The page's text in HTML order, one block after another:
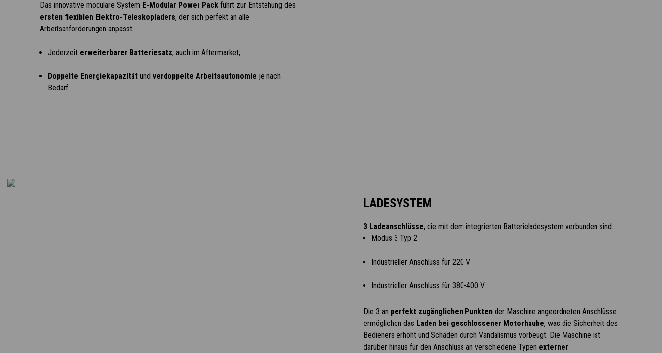
Das innovative modulare System E-Modular Power Packführt zur Entstehung des
ersten flexiblen Elektro-Teleskopladers, der sich perfekt an alle
Arbeitsanforderungen anpasst.
Jederzeit erweiterbarer Batteriesatz, auch im Aftermarket;
Doppelte Energiekapazitätund verdoppelte Arbeitsautonomie je nach
Bedarf.
LADESYSTEM
3 Ladeanschlüsse, die mit dem integrierten Batterieladesystem verbunden sind:
Modus 3 Typ 2
Industrieller Anschluss für 220 V
Industrieller Anschluss für 380-400 V
Die 3 an perfekt zugänglichen Punktender Maschine angeordneten Anschlüsse
ermöglichen das Laden bei geschlossener Motorhaube, was die Sicherheit des
Bedieners erhöht und Schäden durch Vandalismus vorbeugt. Die Maschine ist
darüber hinaus für den Anschluss an verschiedene Typen externer